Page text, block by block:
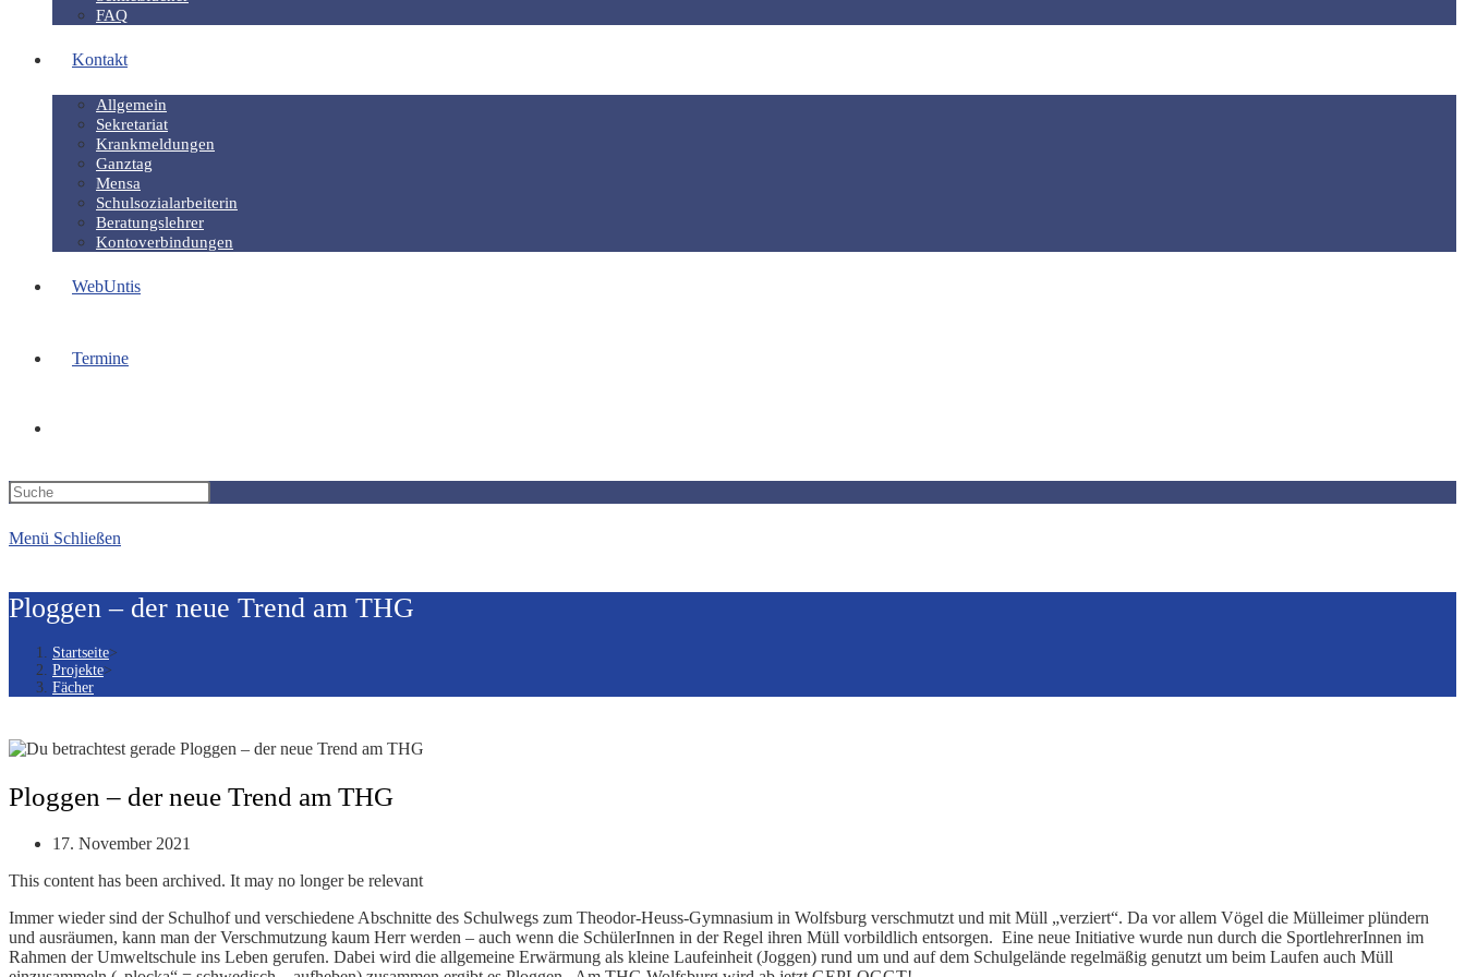
FAQ
Kontakt
Allgemein
Sekretariat
Krankmeldungen
Ganztag
Mensa
Schulsozialarbeiterin
Beratungslehrer
Kontoverbindungen
WebUntis
Termine
Menü Schließen
Ploggen – der neue Trend am THG
Startseite>
Projekte>
Fächer
Ploggen – der neue Trend am THG
Beitrag
17. November 2021
This content has been archived. It may no longer be relevant
Immer wieder sind der Schulhof und verschiedene Abschnitte des Schulwegs zum Theodor-Heuss-Gymnasium in Wolfsburg verschmutzt und mit Müll „verziert“. Da vor allem Vögel die Mülleimer plündern
und ausräumen, kann man der Verschmutzung kaum Herr werden – auch wenn die SchülerInnen in der Regel ihren Müll vorbildlich entsorgen. Eine neue Initiative wurde nun durch die SportlehrerInnen im
Rahmen der Umweltschule ins Leben gerufen. Dabei wird die allgemeine Erwärmung als kleine Laufeinheit (Joggen) rund um und auf dem Schulgelände regelmäßig genutzt um beim Laufen auch Müll